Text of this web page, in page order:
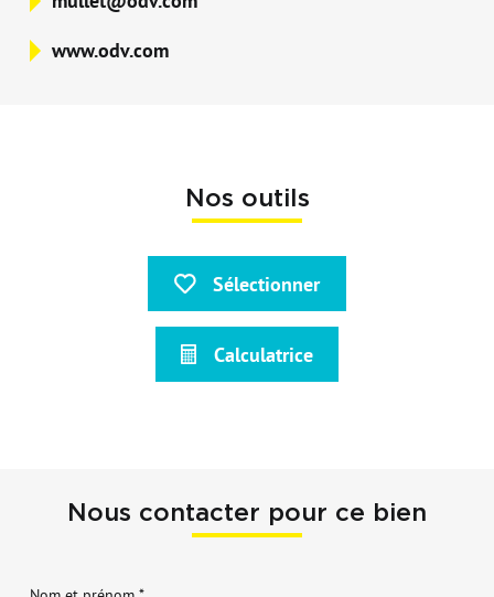
www.odv.com
Nos outils
Sélectionner
Calculatrice
Nous contacter pour ce bien